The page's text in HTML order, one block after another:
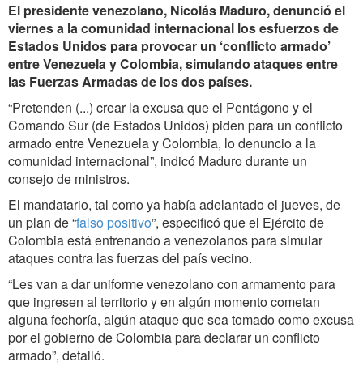
El presidente venezolano, Nicolás Maduro, denunció el
viernes a la comunidad internacional los esfuerzos de
Estados Unidos para provocar un ‘conflicto armado’
entre Venezuela y Colombia, simulando ataques entre
las Fuerzas Armadas de los dos países.
“Pretenden (...) crear la excusa que el Pentágono y el
Comando Sur (de Estados Unidos) piden para un conflicto
armado entre Venezuela y Colombia, lo denuncio a la
comunidad internacional”, indicó Maduro durante un
consejo de ministros.
El mandatario, tal como ya había adelantado el jueves, de
un plan de “falso positivo”, especificó que el Ejército de
Colombia está entrenando a venezolanos para simular
ataques contra las fuerzas del país vecino.
“Les van a dar uniforme venezolano con armamento para
que ingresen al territorio y en algún momento cometan
alguna fechoría, algún ataque que sea tomado como excusa
por el gobierno de Colombia para declarar un conflicto
armado”, detalló.